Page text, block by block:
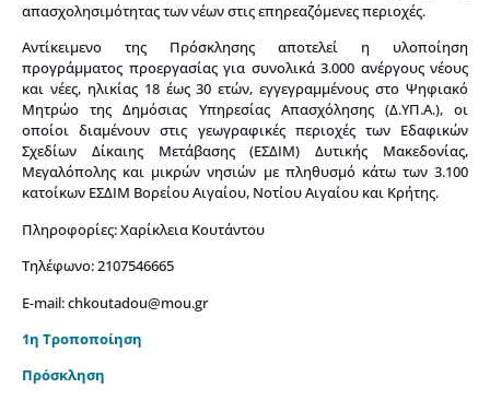
απασχολησιμότητας των νέων στις επηρεαζόμενες περιοχές.
Αντίκειμενο της Πρόσκλησης αποτελεί η υλοποίηση
προγράμματος προεργασίας για συνολικά 3.000 ανέργους νέους
και νέες, ηλικίας 18 έως 30 ετών, εγγεγραμμένους στο Ψηφιακό
Μητρώο της Δημόσιας Υπηρεσίας Απασχόλησης (Δ.ΥΠ.Α.), οι
οποίοι διαμένουν στις γεωγραφικές περιοχές των Εδαφικών
Σχεδίων Δίκαιης Μετάβασης (ΕΣΔΙΜ) Δυτικής Μακεδονίας,
Μεγαλόπολης και μικρών νησιών με πληθυσμό κάτω των 3.100
κατοίκων ΕΣΔΙΜ Βορείου Αιγαίου, Νοτίου Αιγαίου και Κρήτης.
Πληροφορίες: Xαρίκλεια Κουτάντου
Τηλέφωνο: 2107546665
Ε-mail:chkoutadou@mou.gr
1η Τροποποίηση
Πρόσκληση